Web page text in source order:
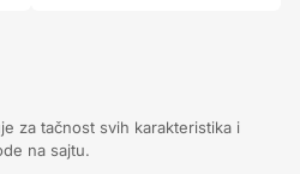
za tačnost svih karakteristika i
na sajtu.